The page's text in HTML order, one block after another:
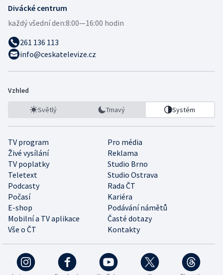
Divácké centrum
každý všední den:8:00—16:00 hodin
261 136 113
info@ceskatelevize.cz
Vzhled
Světlý Tmavý Systém
TV program
Pro média
Živé vysílání
Reklama
TV poplatky
Studio Brno
Teletext
Studio Ostrava
Podcasty
Rada ČT
Počasí
Kariéra
E-shop
Podávání námětů
Mobilní a TV aplikace
Časté dotazy
Vše o ČT
Kontakty